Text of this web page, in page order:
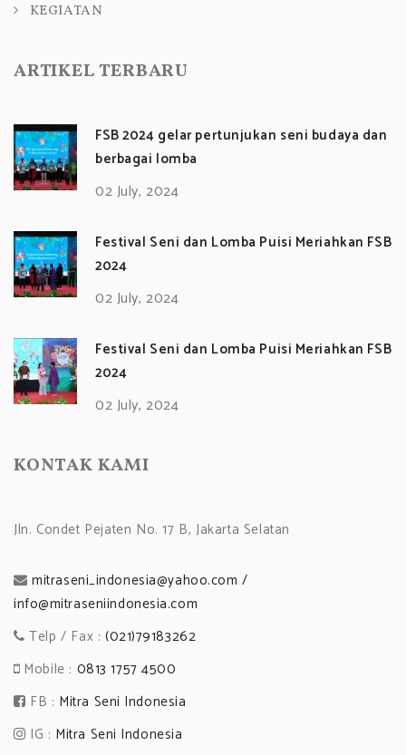
KEGIATAN
ARTIKEL TERBARU
FSB 2024 gelar pertunjukan seni budaya dan
berbagai lomba
02 July, 2024
Festival Seni dan Lomba Puisi Meriahkan FSB
2024
02 July, 2024
Festival Seni dan Lomba Puisi Meriahkan FSB
2024
02 July, 2024
KONTAK KAMI
Jln. Condet Pejaten No. 17 B, Jakarta Selatan
mitraseni_indonesia@yahoo.com /
info@mitraseniindonesia.com
Telp / Fax :(021)79183262
Mobile : 0813 1757 4500
FB : Mitra Seni Indonesia
IG : Mitra Seni Indonesia